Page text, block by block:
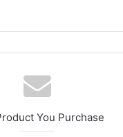
You Purchase